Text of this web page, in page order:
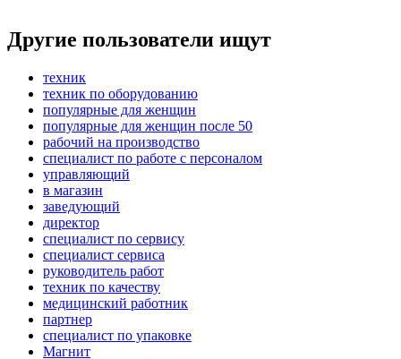
Другие пользователи ищут
техник
техник по оборудованию
популярные для женщин
популярные для женщин после 50
рабочий на производство
специалист по работе с персоналом
управляющий
в магазин
заведующий
директор
специалист по сервису
специалист сервиса
руководитель работ
техник по качеству
медицинский работник
партнер
специалист по упаковке
Магнит